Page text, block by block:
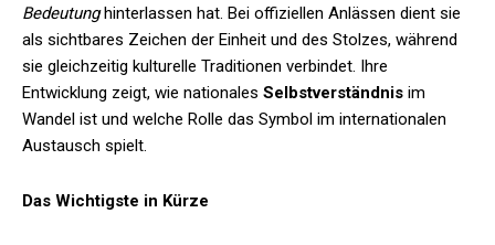
Bedeutunghinterlassen hat. Bei offiziellen Anlässen dient sie
als sichtbares Zeichen der Einheit und des Stolzes, während
sie gleichzeitig kulturelle Traditionen verbindet. Ihre
Entwicklung zeigt, wie nationales Selbstverständnis im
Wandel ist und welche Rolle das Symbol im internationalen
Austausch spielt.
Das Wichtigste in Kürze